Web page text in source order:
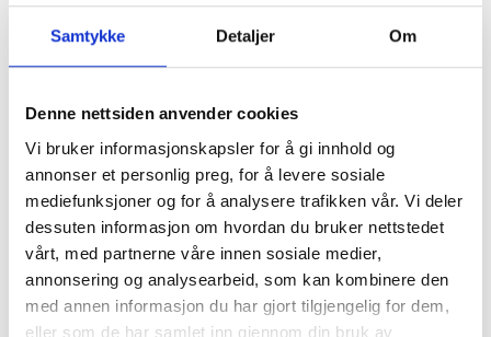
Samtykke Detaljer Om
Denne nettsiden anvender cookies
Vi bruker informasjonskapsler for å gi innhold og
annonser et personlig preg, for å levere sosiale
mediefunksjoner og for å analysere trafikken vår. Vi deler
dessuten informasjon om hvordan du bruker nettstedet
vårt, med partnerne våre innen sosiale medier,
annonsering og analysearbeid, som kan kombinere den
med annen informasjon du har gjort tilgjengelig for dem,
eller som de har samlet inn gjennom din bruk av
Produktnummer: 63436
Kategorier:
Vattenpåfylling ,BATTERITILLBEHÖR
Dela den här produkten